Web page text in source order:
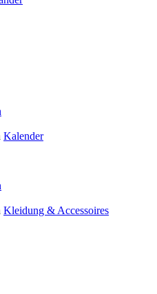
Kalender
Kleidung & Accessoires